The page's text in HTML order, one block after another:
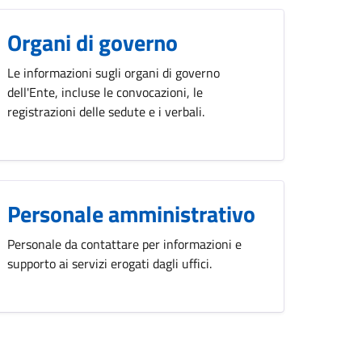
Organi di governo
Le informazioni sugli organi di governo
dell'Ente, incluse le convocazioni, le
registrazioni delle sedute e i verbali.
Personale amministrativo
Personale da contattare per informazioni e
supporto ai servizi erogati dagli uffici.